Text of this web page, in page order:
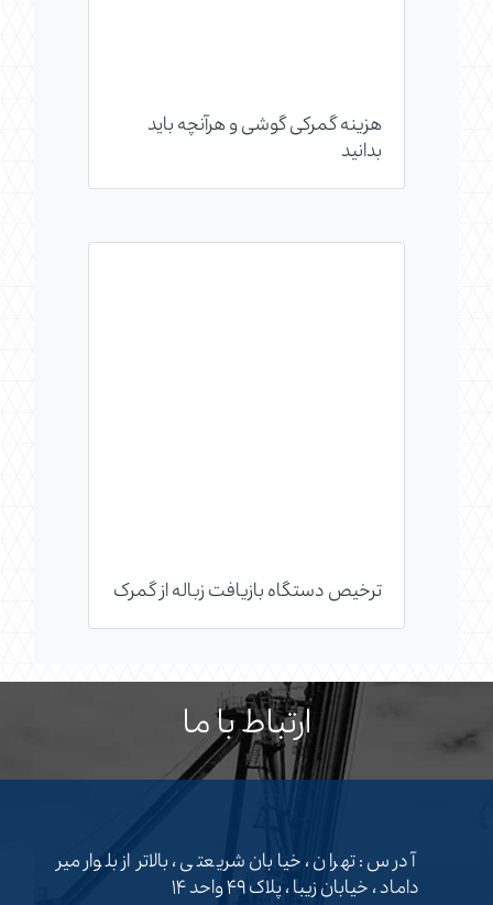
هزینه گمرکی گوشی و هرآنچه باید
بدانید
ترخیص دستگاه بازیافت زباله از گمرک
ارتباط با ما
آدرس : تهران ، خیابان شریعتی ، بالاتر از بلوار میر
داماد ، خیابان زیبا ، پلاک ۴۹ واحد ۱۴